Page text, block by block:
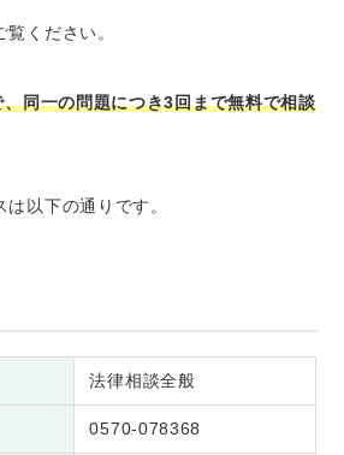
覧ください。
同一の問題につき3回まで無料で相談
以下の通りです。
法律相談全般
0570-078368